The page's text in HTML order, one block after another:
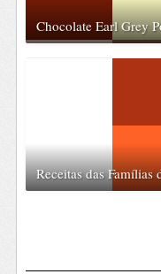
Chocolate Earl Grey
Receitas das Famílias